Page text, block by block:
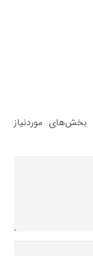
بخش‌های موردنیاز